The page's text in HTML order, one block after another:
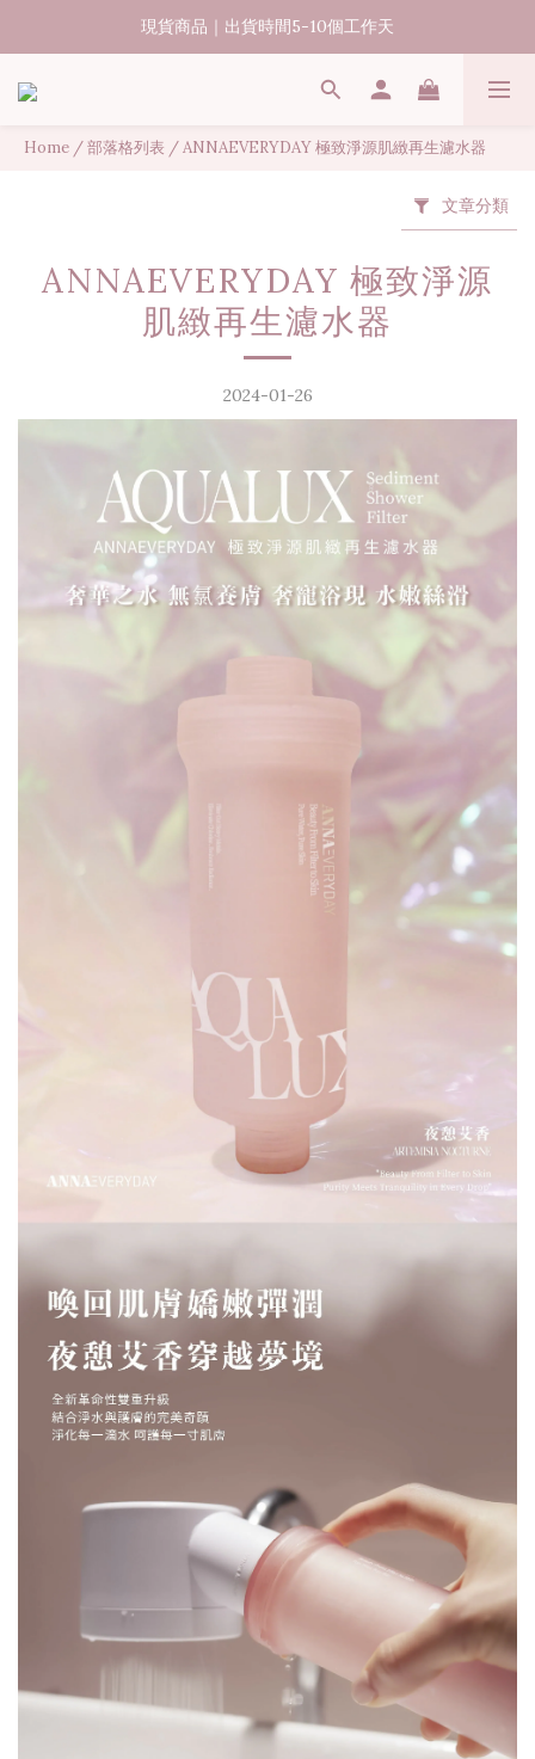
現貨商品｜出貨時間5-10個工作天
消費滿6000元享台灣境內免運
現貨商品｜出貨時間5-10個工作天
Home /部落格列表 /ANNAEVERYDAY 極致淨源肌緻再生濾水器
文章分類
ANNAEVERYDAY 極致淨源
肌緻再生濾水器
2024-01-26